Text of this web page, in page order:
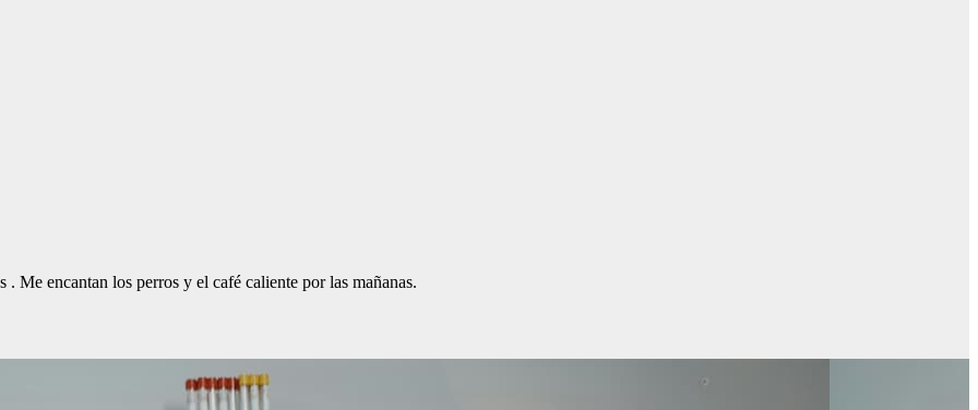
Me encantan los perros y el café caliente por las mañanas.